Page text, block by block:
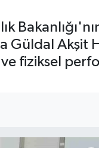
Güldal Akşit
fiziksel